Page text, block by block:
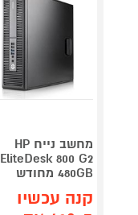
מחשב נייח HP
EliteDesk 800 G2
480GB מחודש
קנה עכשיו